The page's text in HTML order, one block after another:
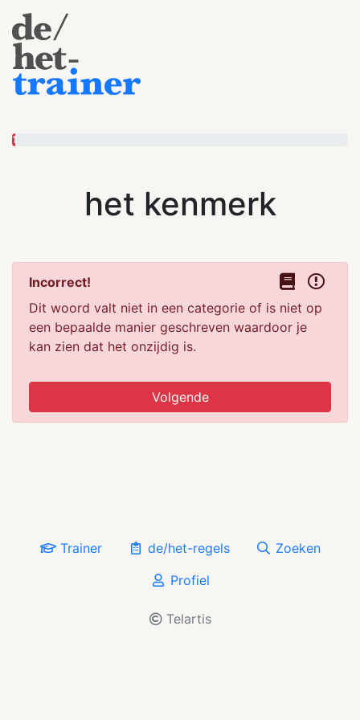
1
het kenmerk
Incorrect!
Dit woord valt niet in een categorie of is niet op
een bepaalde manier geschreven waardoor je
kan zien dat het onzijdig is.
Volgende
Trainer de/het-regels
Zoeken
Profiel
Telartis